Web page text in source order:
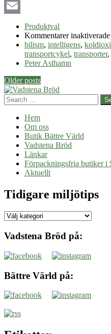
LinkedIn
Produktval
Kommentarer inaktiverade
bilism, intelligens,
transportcykel, transporter,
Peter Asthamn
Post
navigation
Older posts
Search
Hem
Om oss
Butik Bättre Värld
Vadstena Bröd
Länkar
Förpackningsfria butiker i
Aktuellt
Tidigare miljötips
Tidigare
Vadstena Bröd på:
Bättre Värld på: